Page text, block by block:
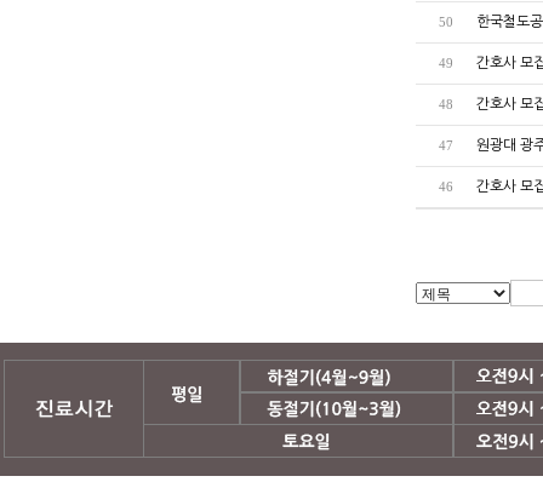
50 한국철도
49 간호사 모
48 간호사 모
47 원광대 광
46 간호사 모